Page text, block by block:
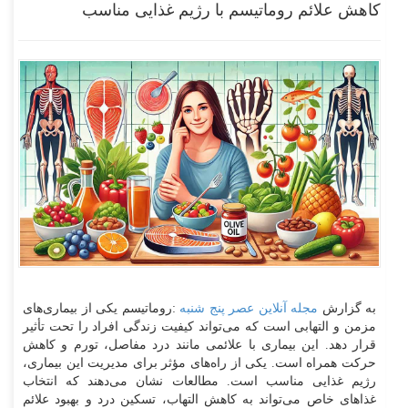
کاهش علائم روماتیسم با رژیم غذایی مناسب
به گزارش مجله آنلاین عصر پنج شنبه :روماتیسم یکی از بیماری‌های
مزمن و التهابی است که می‌تواند کیفیت زندگی افراد را تحت تأثیر
قرار دهد. این بیماری با علائمی مانند درد مفاصل، تورم و کاهش
حرکت همراه است. یکی از راه‌های مؤثر برای مدیریت این بیماری،
رژیم غذایی مناسب است. مطالعات نشان می‌دهند که انتخاب
غذاهای خاص می‌تواند به کاهش التهاب، تسکین درد و بهبود علائم